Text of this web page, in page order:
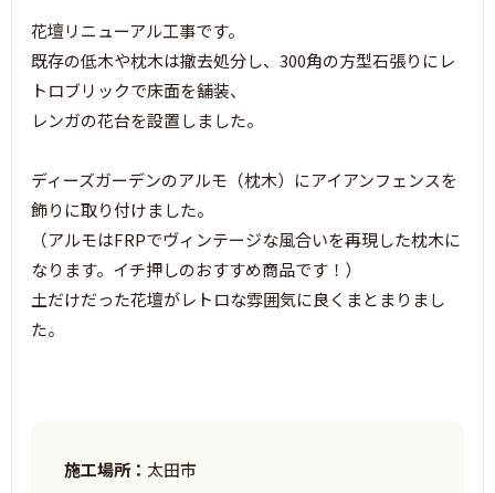
花壇リニューアル工事です。
既存の低木や枕木は撤去処分し、300角の方型石張りにレ
トロブリックで床面を舗装、
レンガの花台を設置しました。
ディーズガーデンのアルモ（枕木）にアイアンフェンスを
飾りに取り付けました。
（アルモはFRPでヴィンテージな風合いを再現した枕木に
なります。イチ押しのおすすめ商品です！）
土だけだった花壇がレトロな雰囲気に良くまとまりまし
た。
施工場所： 太田市